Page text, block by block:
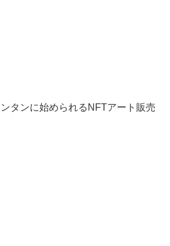
タンに始められるNFTアート販売